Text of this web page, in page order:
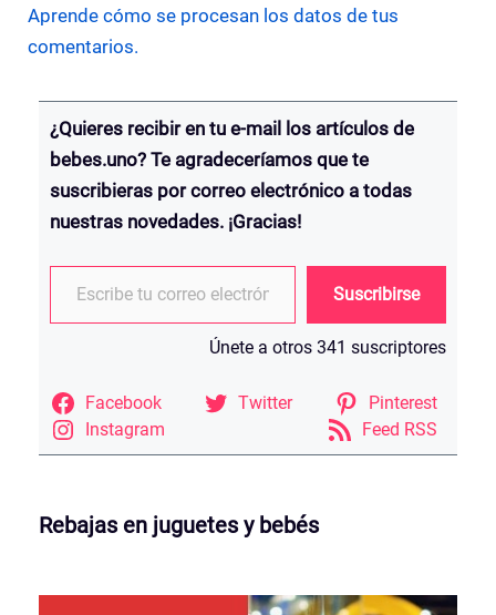
Aprende cómo se procesan los datos de tus
comentarios.
¿Quieres recibir en tu e-mail los artículos de
bebes.uno? Te agradeceríamos que te
suscribieras por correo electrónico a todas
nuestras novedades. ¡Gracias!
Escribe tu correo electrónico…
Suscribirse
Únete a otros 341 suscriptores
Facebook Twitter
Pinterest
Instagram
Feed RSS
Rebajas en juguetes y bebés